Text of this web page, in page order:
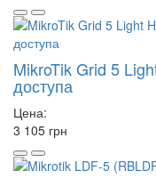
MikroTik Grid 5
доступа
Цена:
3 105 грн